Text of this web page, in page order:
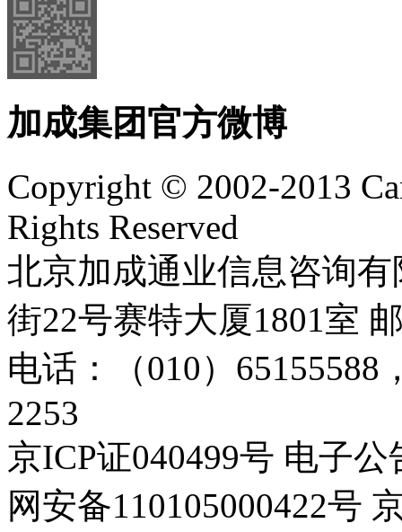
加成集团官方微博
Copyright © 2002-2013
Rights Reserved
北京加成通业信息咨询
街22号赛特大厦1801室
电话：（010）65155588
2253
京ICP证040499号 电子
网安备110105000422号